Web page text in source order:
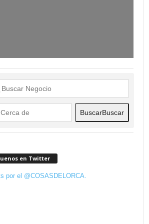
BuscarBuscar
en Twitter
por el @COSASDELORCA.